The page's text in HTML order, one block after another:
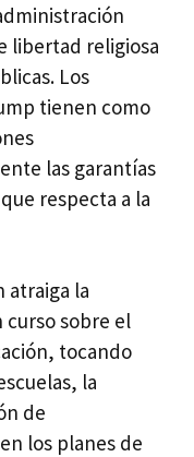
libertad religiosa
Los
tienen como
las garantías
respecta a la
atraiga la
curso sobre el
tocando
la
de
los planes de